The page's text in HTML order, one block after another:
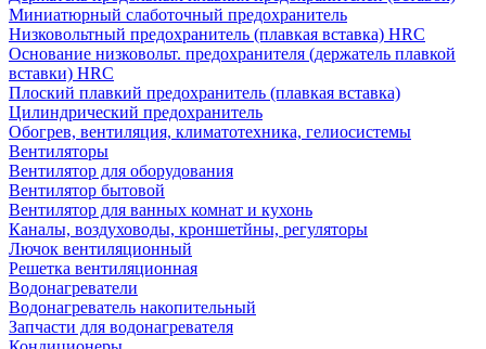
Миниатюрный слаботочный предохранитель
Низковольтный предохранитель (плавкая вставка) HRC
Основание низковольт. предохранителя (держатель плавкой
вставки) HRC
Плоский плавкий предохранитель (плавкая вставка)
Цилиндрический предохранитель
Обогрев, вентиляция, климатотехника, гелиосистемы
Вентиляторы
Вентилятор для оборудования
Вентилятор бытовой
Вентилятор для ванных комнат и кухонь
Каналы, воздуховоды, кроншетйны, регуляторы
Лючок вентиляционный
Решетка вентиляционная
Водонагреватели
Водонагреватель накопительный
Запчасти для водонагревателя